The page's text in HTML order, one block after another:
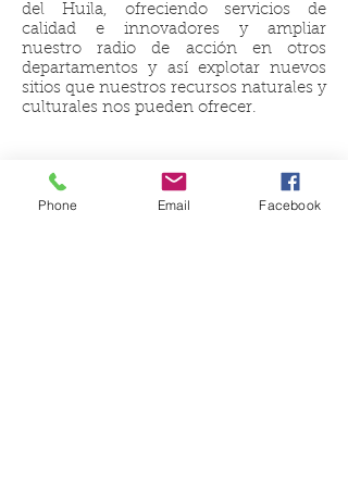
del Huila, ofreciendo servicios de
calidad e innovadores y ampliar
nuestro radio de acción en otros
departamentos y así explotar nuevos
sitios que nuestros recursos naturales y
culturales nos pueden ofrecer.
Phone Email Facebook